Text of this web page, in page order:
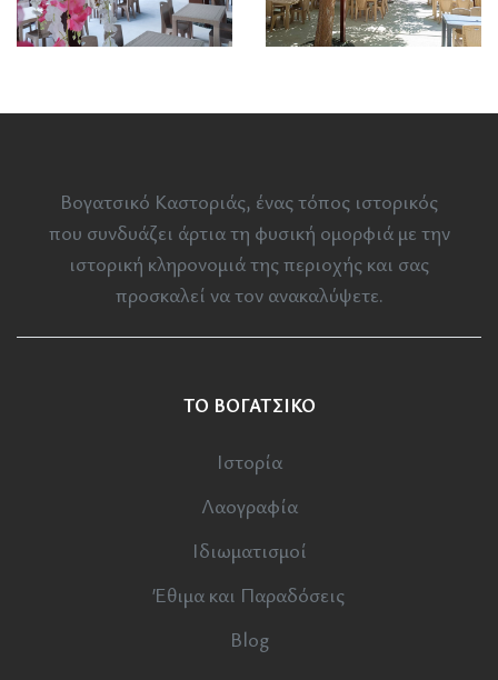
Βογατσικό Καστοριάς, ένας τόπος ιστορικός
που συνδυάζει άρτια τη φυσική ομορφιά με την
ιστορική κληρονομιά της περιοχής και σας
προσκαλεί να τον ανακαλύψετε.
ΤΟ ΒΟΓΑΤΣΙΚΟ
Ιστορία
Λαογραφία
Ιδιωματισμοί
Έθιμα και Παραδόσεις
Blog